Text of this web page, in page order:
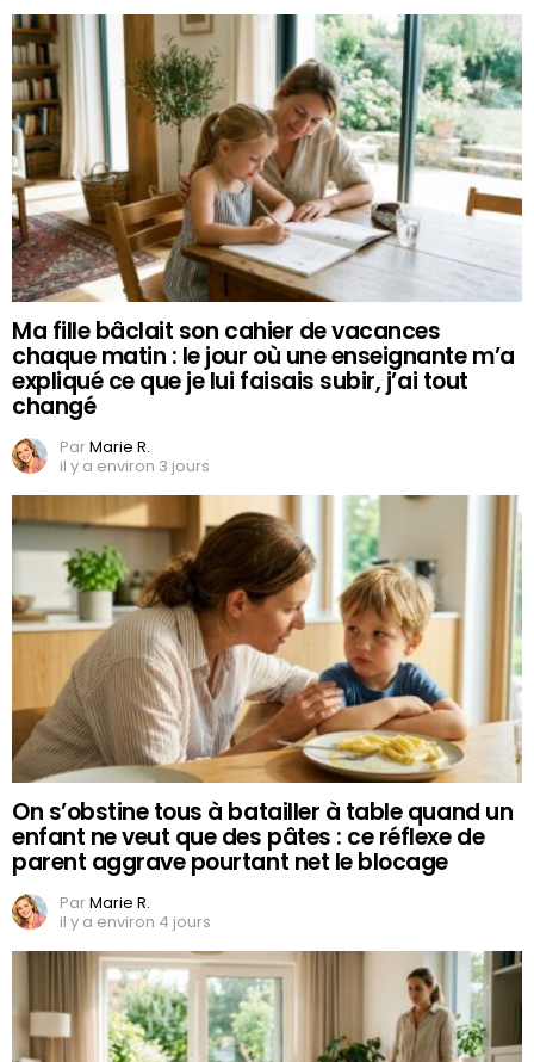
Ma fille bâclait son cahier de vacances
chaque matin : le jour où une enseignante m’a
expliqué ce que je lui faisais subir, j’ai tout
changé
ParMarie R.
il y a environ 3 jours
On s’obstine tous à batailler à table quand un
enfant ne veut que des pâtes : ce réflexe de
parent aggrave pourtant net le blocage
ParMarie R.
il y a environ 4 jours